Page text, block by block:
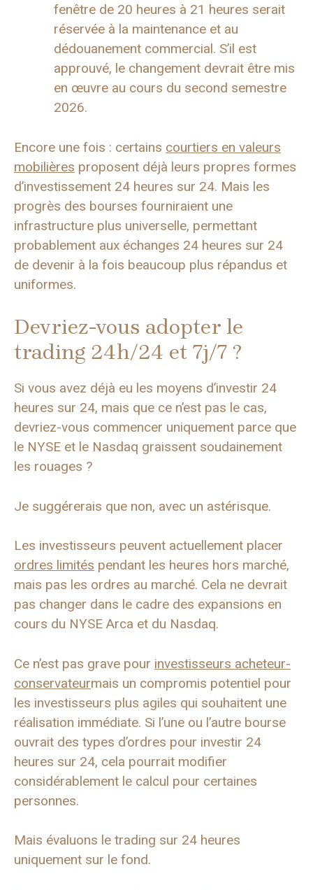
fenêtre de 20 heures à 21 heures serait
réservée à la maintenance et au
dédouanement commercial. S’il est
approuvé, le changement devrait être mis
en œuvre au cours du second semestre
2026.
Encore une fois : certains courtiers en valeurs
mobilières proposent déjà leurs propres formes
d’investissement 24 heures sur 24. Mais les
progrès des bourses fourniraient une
infrastructure plus universelle, permettant
probablement aux échanges 24 heures sur 24
de devenir à la fois beaucoup plus répandus et
uniformes.
Devriez-vous adopter le
trading 24h/24 et 7j/7 ?
Si vous avez déjà eu les moyens d’investir 24
heures sur 24, mais que ce n’est pas le cas,
devriez-vous commencer uniquement parce que
le NYSE et le Nasdaq graissent soudainement
les rouages ​​?
Je suggérerais que non, avec un astérisque.
Les investisseurs peuvent actuellement placer
ordres limités pendant les heures hors marché,
mais pas les ordres au marché. Cela ne devrait
pas changer dans le cadre des expansions en
cours du NYSE Arca et du Nasdaq.
Ce n’est pas grave pour investisseurs acheteur-
conservateurmais un compromis potentiel pour
les investisseurs plus agiles qui souhaitent une
réalisation immédiate. Si l’une ou l’autre bourse
ouvrait des types d’ordres pour investir 24
heures sur 24, cela pourrait modifier
considérablement le calcul pour certaines
personnes.
Mais évaluons le trading sur 24 heures
uniquement sur le fond.